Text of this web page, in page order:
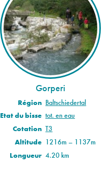
Gorperi
Région Baltschiedertal
Etat du bisse tot. en eau
Cotation T3
Altitude 1216m – 1137m
Longueur 4.20 km